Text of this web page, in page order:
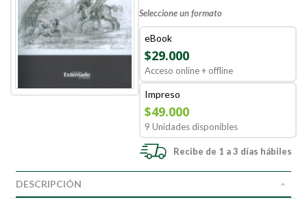
Seleccione un formato
eBook
$29.000
Acceso online + offline
Impreso
$49.000
9 Unidades disponibles
Recibe de 1 a 3 días hábiles
DESCRIPCIÓN